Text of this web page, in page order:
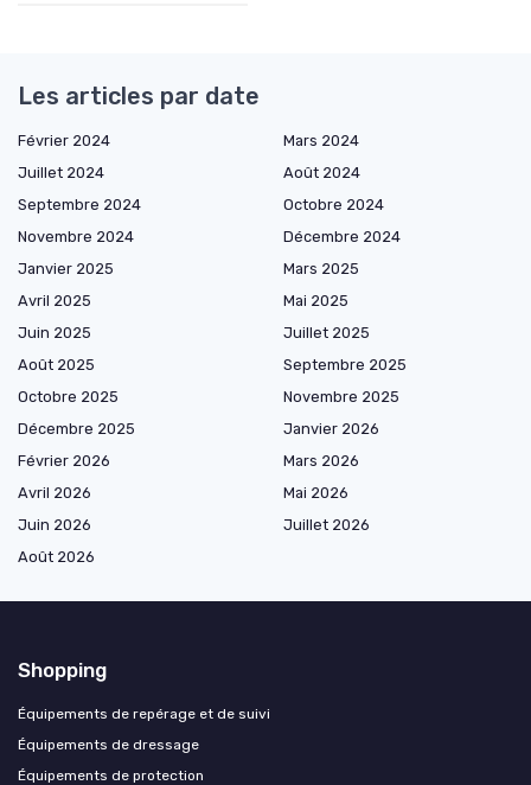
Les articles par date
Février 2024
Mars 2024
Juillet 2024
Août 2024
Septembre 2024
Octobre 2024
Novembre 2024
Décembre 2024
Janvier 2025
Mars 2025
Avril 2025
Mai 2025
Juin 2025
Juillet 2025
Août 2025
Septembre 2025
Octobre 2025
Novembre 2025
Décembre 2025
Janvier 2026
Février 2026
Mars 2026
Avril 2026
Mai 2026
Juin 2026
Juillet 2026
Août 2026
Shopping
Équipements de repérage et de suivi
Équipements de dressage
Équipements de protection